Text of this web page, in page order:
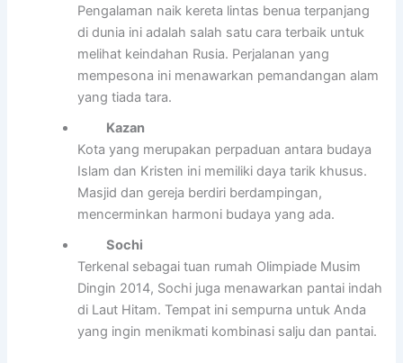
Pengalaman naik kereta lintas benua terpanjang
di dunia ini adalah salah satu cara terbaik untuk
melihat keindahan Rusia. Perjalanan yang
mempesona ini menawarkan pemandangan alam
yang tiada tara.
Kazan
Kota yang merupakan perpaduan antara budaya
Islam dan Kristen ini memiliki daya tarik khusus.
Masjid dan gereja berdiri berdampingan,
mencerminkan harmoni budaya yang ada.
Sochi
Terkenal sebagai tuan rumah Olimpiade Musim
Dingin 2014, Sochi juga menawarkan pantai indah
di Laut Hitam. Tempat ini sempurna untuk Anda
yang ingin menikmati kombinasi salju dan pantai.